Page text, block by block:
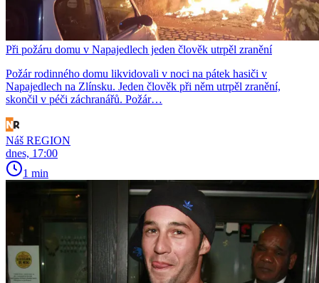
Při požáru domu v Napajedlech jeden člověk utrpěl zranění
Požár rodinného domu likvidovali v noci na pátek hasiči v
Napajedlech na Zlínsku. Jeden člověk při něm utrpěl zranění,
skončil v péči záchranářů. Požár…
Náš REGION
dnes, 17:00
1 min